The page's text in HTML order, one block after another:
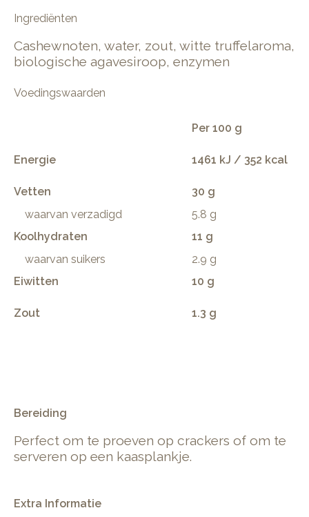
Ingrediënten
Cashewnoten, water, zout, witte truffelaroma,
biologische agavesiroop, enzymen
Voedingswaarden
Per 100 g
Energie 1461 kJ / 352 kcal
Vetten
30 g
waarvan verzadigd
5.8 g
Koolhydraten
11 g
waarvan suikers
2.9 g
Eiwitten
10 g
Zout 1.3 g
Bereiding
Perfect om te proeven op crackers of om te
serveren op een kaasplankje.
Extra Informatie